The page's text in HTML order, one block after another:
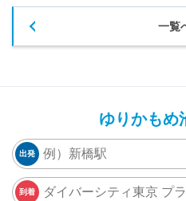
一覧
ゆりかもめ
出発
到着